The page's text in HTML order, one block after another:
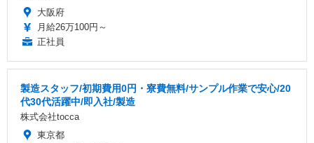
大阪府
月給26万100円～
正社員
製造スタッフ/初期費用0円・寮費無料/サンプル作業で安心/20
代30代活躍中/即入社/製造
株式会社tocca
東京都